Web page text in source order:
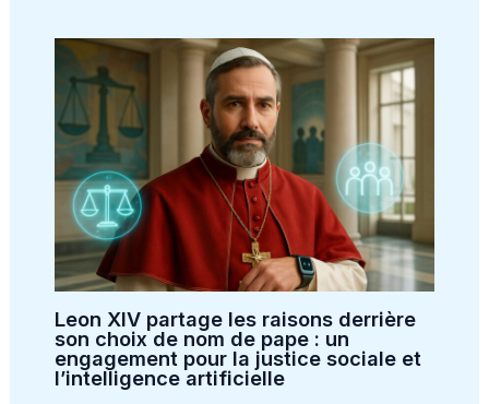
Leon XIV partage les raisons derrière
son choix de nom de pape : un
engagement pour la justice sociale et
l’intelligence artificielle